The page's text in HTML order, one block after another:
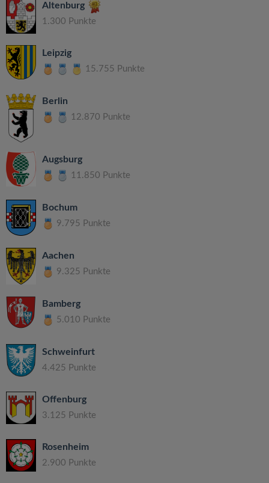
Altenburg
1.300 Punkte
Leipzig
15.755 Punkte
Berlin
12.870 Punkte
Augsburg
11.850 Punkte
Bochum
9.795 Punkte
Aachen
9.325 Punkte
Bamberg
5.010 Punkte
Schweinfurt
4.425 Punkte
Offenburg
3.125 Punkte
Rosenheim
2.900 Punkte